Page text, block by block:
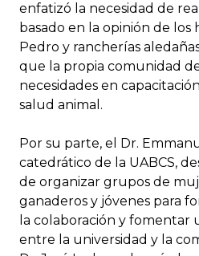
enfatizó la necesidad de
basado en la opinión de los
Pedro y rancherías
que la propia comunidad
necesidades en
salud animal.
Por su parte, el Dr.
catedrático de la UABCS,
de organizar grupos de
ganaderos y jóvenes para
la colaboración y fomentar
entre la universidad y la